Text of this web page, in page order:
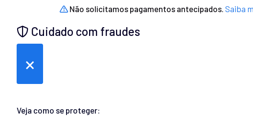
Não solicitamos pagamentos antecipados. Saiba
Cuidado com fraudes
×
Veja como se proteger: